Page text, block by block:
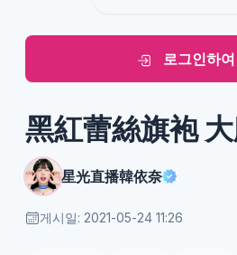
로그인하
黑紅蕾絲旗袍
星光直播韓依奈
게시일: 2021-05-24 11:26